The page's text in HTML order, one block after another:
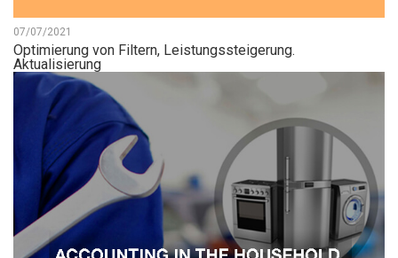
07/07/2021
Optimierung von Filtern, Leistungssteigerung.
Aktualisierung